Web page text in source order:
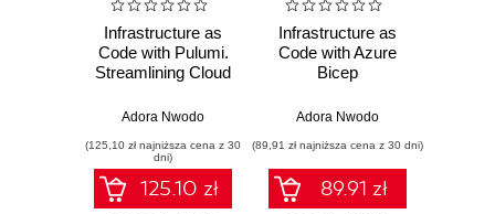
Infrastructure as
Code with Pulumi.
Streamlining Cloud
Using Code
Adora Nwodo
(125,10 zł najniższa cena z 30
dni)
125.10 zł
Infrastructure as
Code with Azure
Bicep
Adora Nwodo
(89,91 zł najniższa cena z 30 dni)
89.91 zł